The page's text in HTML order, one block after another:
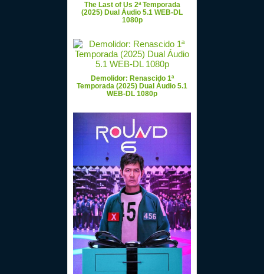
The Last of Us 2ª Temporada
(2025) Dual Áudio 5.1 WEB-DL
1080p
Demolidor: Renascido 1ª
Temporada (2025) Dual Áudio 5.1
WEB-DL 1080p